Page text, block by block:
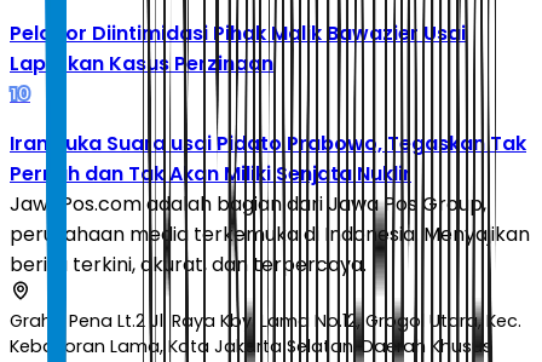
Pelapor Diintimidasi Pihak Malik Bawazier Usai
Laporkan Kasus Perzinaan
10
Iran Buka Suara usai Pidato Prabowo, Tegaskan Tak
Pernah dan Tak Akan Miliki Senjata Nuklir
JawaPos.com adalah bagian dari Jawa Pos Group,
perusahaan media terkemuka di Indonesia. Menyajikan
berita terkini, akurat, dan terpercaya.
Graha Pena Lt.2 Jl. Raya Kby. Lama No.12, Grogol Utara, Kec.
Kebayoran Lama, Kota Jakarta Selatan, Daerah Khusus